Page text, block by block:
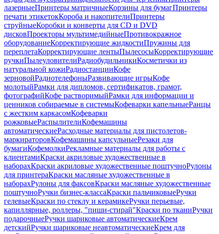
лазерныеПринтеры матричныеКорзины для бумагПринтеры
печати этикетокКороба и накопителиПринтеры
струйныеКоробки и конверты для CD и DVD
дисковПроекторы мультимедийныеПротивокражное
оборудованиеКорректирующие жидкостиПружины для
переплетаКорректирующие лентыПылесосыКорректирующие
ручкиПылеуловителиРадиобудильникиКосметички из
натуральной кожиРадиостанцииКофе
зерновойРадиотелефоныРазвивающие игрыКофе
молотыйРамки для дипломов, сертификатов, грамот,
фотографийКофе растворимыйРамки для информации и
ценников собираемые в системыКофеварки капельныеРанцы
с жестким каркасомКофеварки
рожковыеРаспылителиКофемашины
автоматическиеРасходные материалы для пистолетов-
маркираторовКофемашины капсульныеРезаки для
бумагиКофемолкиРекламные материалы для работы с
клиентамиКраски акриловые художественные в
наборахКраски акриловые художественные поштучноРулоны
для принтераКраски масляные художественные в
наборахРулоны для факсовКраски масляные художественные
поштучноРучки бизнес-классаКраски пальчиковыеРучки
гелевыеКраски по стеклу и керамикеРучки перьевые,
капиллярные, роллеры, "пиши-стирай"Краски по тканиРучки
подарочныеРучки шариковые автоматическиеКрем
детскийРучки шариковые неавтоматическиеКрем для